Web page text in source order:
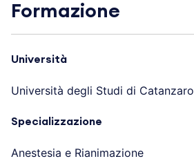
Formazione
Università
Università degli Studi di Catanzaro
Specializzazione
Anestesia e Rianimazione